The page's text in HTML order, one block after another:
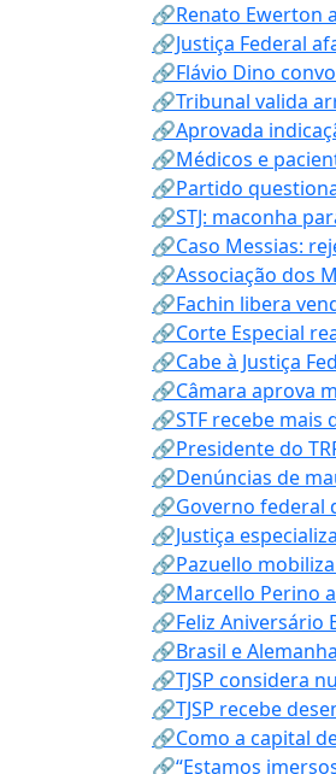
🔗Renato Ewerton
🔗Justiça Federal
🔗Flávio Dino
🔗Tribunal valida
🔗Aprovada
🔗Médicos e
🔗Partido
🔗STJ: maconha
🔗Caso Messias:
🔗Associação dos
🔗Fachin libera
🔗Corte Especial
🔗Cabe à Justiça
🔗Câmara aprova
🔗STF recebe mais
🔗Presidente do
🔗Denúncias de
🔗Governo federal
🔗Justiça
🔗Pazuello
🔗Marcello Perino
🔗Feliz Aniversário
🔗Brasil e
🔗TJSP considera
🔗TJSP recebe
🔗Como a capital
🔗“Estamos